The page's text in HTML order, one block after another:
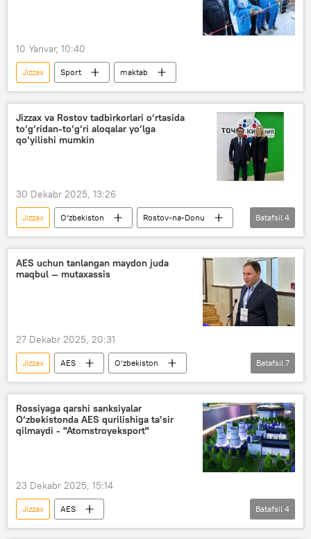
10 Yanvar, 10:40
Jizzax Sport maktab
Jizzax va Rostov tadbirkorlari o‘rtasida
to‘g‘ridan-to‘g‘ri aloqalar yo‘lga
qo‘yilishi mumkin
30 Dekabr 2025, 13:26
Jizzax O‘zbekiston
Rostov-na-Donu
Jamiyat
hamkorlik
Qishloq xo‘jaligi
tadbirkor
Batafsil 4
AES uchun tanlangan maydon juda
maqbul — mutaxassis
27 Dekabr 2025, 20:31
Jizzax AES
O‘zbekiston
Rossiya
Atom energetikasi
Atom energetikasini rivojlantirish agentligi
O‘zatom
Rosatom
Batafsil 7
Rossiyaga qarshi sanksiyalar
O‘zbekistonda AES qurilishiga ta’sir
qilmaydi - "Atomstroyeksport"
23 Dekabr 2025, 15:14
Jizzax
AES
O‘zbekistonda atom elektrostansiyasi qurilishi
Batafsil 4